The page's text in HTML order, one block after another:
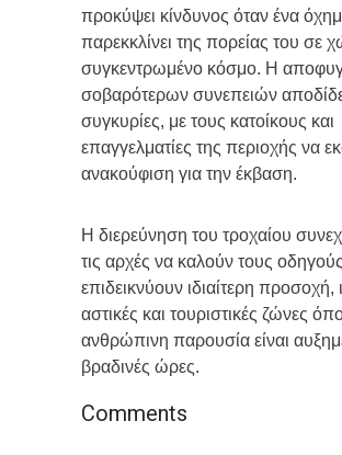
προκύψει κίνδυνος όταν ένα
παρεκκλίνει της πορείας του σε
συγκεντρωμένο κόσμο. Η
σοβαρότερων συνεπειών
συγκυρίες, με τους κατοίκους και
επαγγελματίες της περιοχής να
ανακούφιση για την έκβαση.
Η διερεύνηση του τροχαίου
τις αρχές να καλούν τους
επιδεικνύουν ιδιαίτερη προσοχή,
αστικές και τουριστικές ζώνες
ανθρώπινη παρουσία είναι
βραδινές ώρες.
Comments